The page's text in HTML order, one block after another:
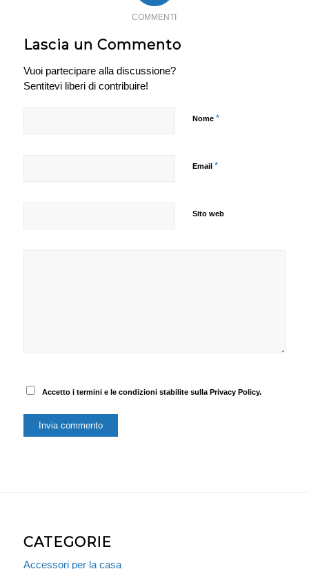
COMMENTI
Lascia un Commento
Vuoi partecipare alla discussione?
Sentitevi liberi di contribuire!
Nome *
Email *
Sito web
Accetto i termini e le condizioni stabilite sulla Privacy Policy.
CATEGORIE
Accessori per la casa